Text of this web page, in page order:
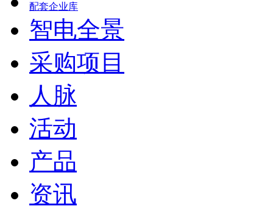
配套企业库
智电全景
采购项目
人脉
活动
产品
资讯